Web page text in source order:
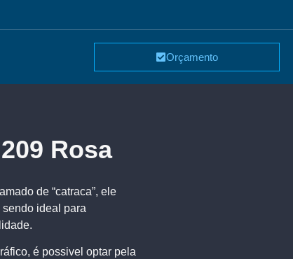
Orçamento
Rosa
de “catraca”, ele
ideal para
é possivel optar pela